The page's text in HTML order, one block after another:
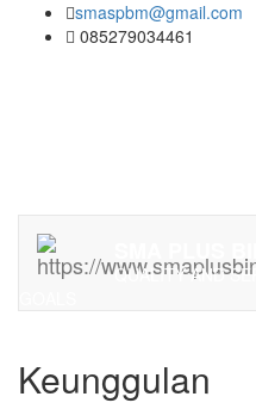
smaspbm@gmail.com
085279034461
QUALITY AND
Keunggulan